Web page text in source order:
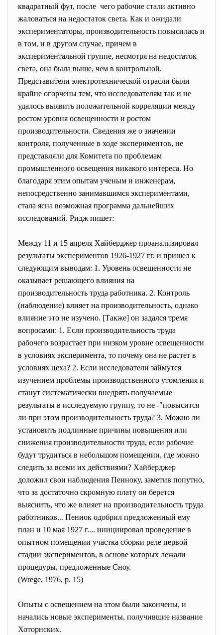
квадратный фут, после чего рабочие стали активно
жаловаться на недостаток света. Как и ожидали
экспериментаторы, производительность повысилась и
в том, и в другом случае, причем в
экспериментальной группе, несмотря на недостаток
света, она была выше, чем в контрольной.
Представители электротехнической отрасли были
крайне огорчены тем, что исследователям так и не
удалось выявить положительной корреляции между
ростом уровня освещенности и ростом
производительности. Сведения же о значении
контроля, полученные в ходе экспериментов, не
представляли для Комитета по проблемам
промышленного освещения никакого интереса. Но
благодаря этим опытам ученым и инженерам,
непосредственно занимавшимся экспериментами,
стала ясна возможная программа дальнейших
исследований. Ридж пишет:
Между 11 и 15 апреля Хайберджер проанализировал
результаты экспериментов 1926-1927 гг. и пришел к
следующим выводам: 1. Уровень освещенности не
оказывает решающего влияния на
производительность труда работника. 2. Контроль
(наблюдение) влияет на производительность, однако
влияние это не изучено. [Также] он задался тремя
вопросами: 1. Если производительность труда
рабочего возрастает при низком уровне освещенности
в условиях эксперимента, то почему она не растет в
условиях цеха? 2. Если исследователи займутся
изучением проблемы производственного утомления и
станут систематически внедрять получаемые
результаты в исследуемую группу, то не -"повысится
ли при этом производительность труда? 3. Можно ли
установить подлинные причины повышения или
снижения производительности труда, если рабочие
будут трудиться в небольшом помещении, где можно
следить за всеми их действиями? Хайберджер
доложил свои наблюдения Пеиноку, заметив попутно,
что за достаточно скромную плату он берется
выяснить, что же влияет на производительность труда
работников... Пениок одобрил предложенный ему
план и 10 мая 1927 г.... инициировал проведение в
опытном помещении участка сборки реле первой
стадии экспериментов, в основе которых лежали
процедуры, предложенные Сноу.
(Wrege, 1976, р. 15)
Опыты с освещением на этом были закончены, и
начались новые эксперименты, получившие название
Хоторнских.